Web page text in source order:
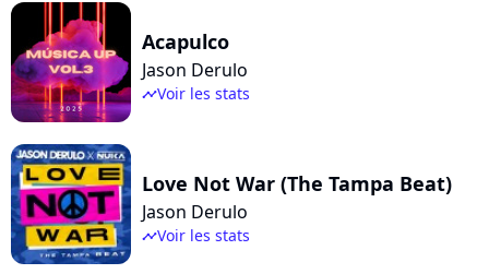
Acapulco
Jason Derulo
timelineVoir les stats
Love Not War (The Tampa Beat)
Jason Derulo
timelineVoir les stats